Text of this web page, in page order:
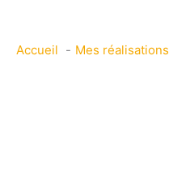
Accueil Mes réalisations